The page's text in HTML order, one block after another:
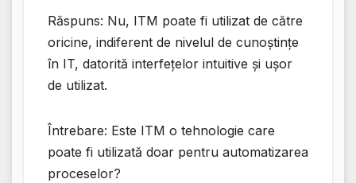
Răspuns: Nu, ITM poate fi utilizat de către
oricine, indiferent de nivelul de cunoștințe
în IT, datorită interfețelor intuitive și ușor
de utilizat.
Întrebare: Este ITM o tehnologie care
poate fi utilizată doar pentru automatizarea
proceselor?